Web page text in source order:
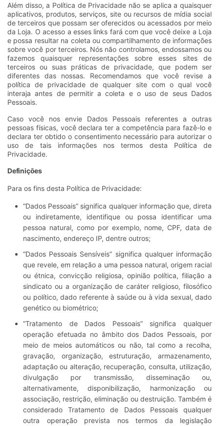
Além disso, a Política de Privacidade não se aplica a quaisquer
aplicativos, produtos, serviços, site ou recursos de mídia social
de terceiros que possam ser oferecidos ou acessados por meio
da Loja. O acesso a esses links fará com que você deixe a Loja
e possa resultar na coleta ou compartilhamento de informações
sobre você por terceiros. Nós não controlamos, endossamos ou
fazemos quaisquer representações sobre esses sites de
terceiros ou suas práticas de privacidade, que podem ser
diferentes das nossas. Recomendamos que você revise a
política de privacidade de qualquer site com o qual você
interaja antes de permitir a coleta e o uso de seus Dados
Pessoais.
Caso você nos envie Dados Pessoais referentes a outras
pessoas físicas, você declara ter a competência para fazê-lo e
declara ter obtido o consentimento necessário para autorizar o
uso de tais informações nos termos desta Política de
Privacidade.
Definições
Para os fins desta Política de Privacidade:
“Dados Pessoais” significa qualquer informação que, direta
ou indiretamente, identifique ou possa identificar uma
pessoa natural, como por exemplo, nome, CPF, data de
nascimento, endereço IP, dentre outros;
“Dados Pessoais Sensíveis” significa qualquer informação
que revele, em relação a uma pessoa natural, origem racial
ou étnica, convicção religiosa, opinião política, filiação a
sindicato ou a organização de caráter religioso, filosófico
ou político, dado referente à saúde ou à vida sexual, dado
genético ou biométrico;
“Tratamento de Dados Pessoais” significa qualquer
operação efetuada no âmbito dos Dados Pessoais, por
meio de meios automáticos ou não, tal como a recolha,
gravação, organização, estruturação, armazenamento,
adaptação ou alteração, recuperação, consulta, utilização,
divulgação por transmissão, disseminação ou,
alternativamente, disponibilização, harmonização ou
associação, restrição, eliminação ou destruição. Também é
considerado Tratamento de Dados Pessoais qualquer
outra operação prevista nos termos da legislação